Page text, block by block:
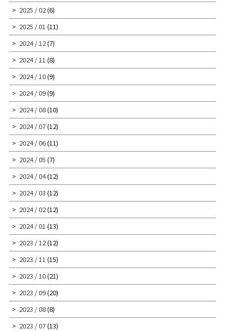
2025 / 02(6)
2025 / 01 (11)
2024 / 12(7)
2024 / 11 (8)
2024 / 10(9)
2024 / 09(9)
2024 / 08(10)
2024 / 07(12)
2024 / 06(11)
2024 / 05 (7)
2024 / 04(12)
2024 / 03 (12)
2024 / 02(12)
2024 / 01 (13)
2023 / 12(12)
2023 / 11 (15)
2023 / 10(21)
2023 / 09(20)
2023 / 08(8)
2023 / 07(13)